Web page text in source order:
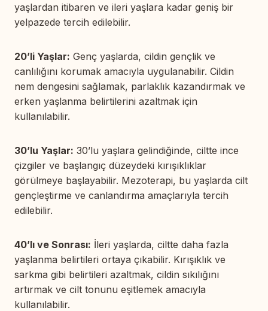
yaşlardan itibaren ve ileri yaşlara kadar geniş bir
yelpazede tercih edilebilir.
20’li Yaşlar: Genç yaşlarda, cildin gençlik ve
canlılığını korumak amacıyla uygulanabilir. Cildin
nem dengesini sağlamak, parlaklık kazandırmak ve
erken yaşlanma belirtilerini azaltmak için
kullanılabilir.
30’lu Yaşlar: 30’lu yaşlara gelindiğinde, ciltte ince
çizgiler ve başlangıç düzeydeki kırışıklıklar
görülmeye başlayabilir. Mezoterapi, bu yaşlarda cilt
gençleştirme ve canlandırma amaçlarıyla tercih
edilebilir.
40’lı ve Sonrası: İleri yaşlarda, ciltte daha fazla
yaşlanma belirtileri ortaya çıkabilir. Kırışıklık ve
sarkma gibi belirtileri azaltmak, cildin sıkılığını
artırmak ve cilt tonunu eşitlemek amacıyla
kullanılabilir.